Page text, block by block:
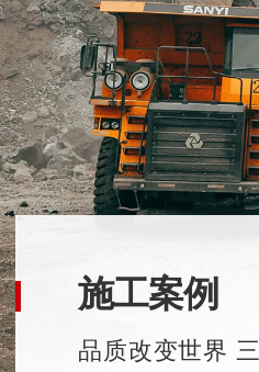
施工案例
品质改变世界